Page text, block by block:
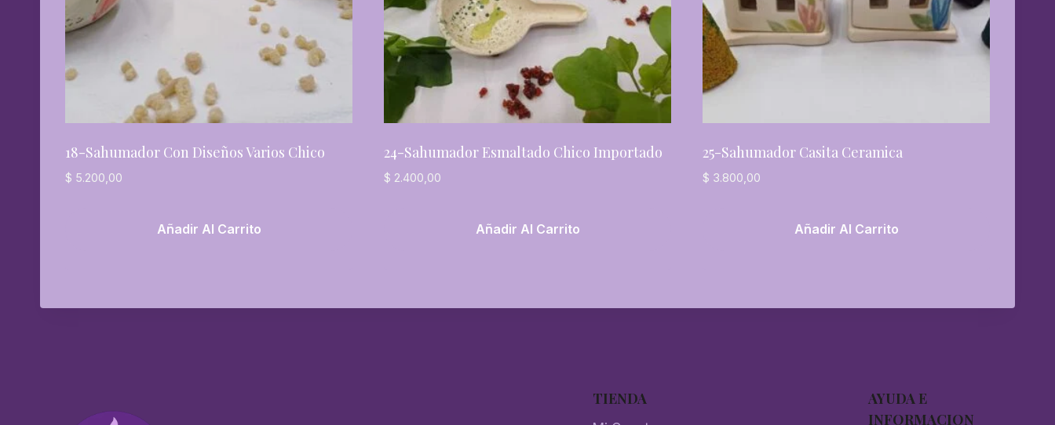
18-Sahumador Con Diseños Varios Chico
$ 5.200,00
Añadir Al Carrito
24-Sahumador Esmaltado Chico Importado
$ 2.400,00
Añadir Al Carrito
25-Sahumador Casita Ceramica
$ 3.800,00
Añadir Al Carrito
TIENDA
AYUDA E
INFORMACION